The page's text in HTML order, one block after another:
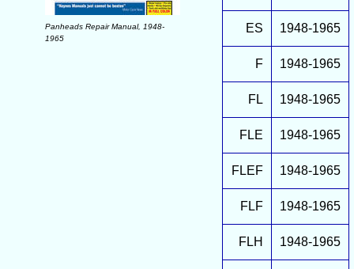
Panheads Repair Manual, 1948-
1965
ES 1948-1965
F 1948-1965
FL 1948-1965
FLE 1948-1965
FLEF 1948-1965
FLF 1948-1965
FLH 1948-1965